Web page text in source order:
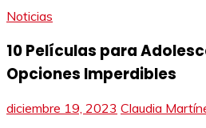
Noticias
10 Películas para
Opciones Imperdibles
diciembre 19, 2023 Claudia